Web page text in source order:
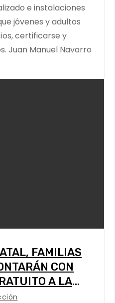
e instalaciones
jóvenes y adultos
certificarse y
Juan Manuel Navarro
FAMILIAS
CON
A LA